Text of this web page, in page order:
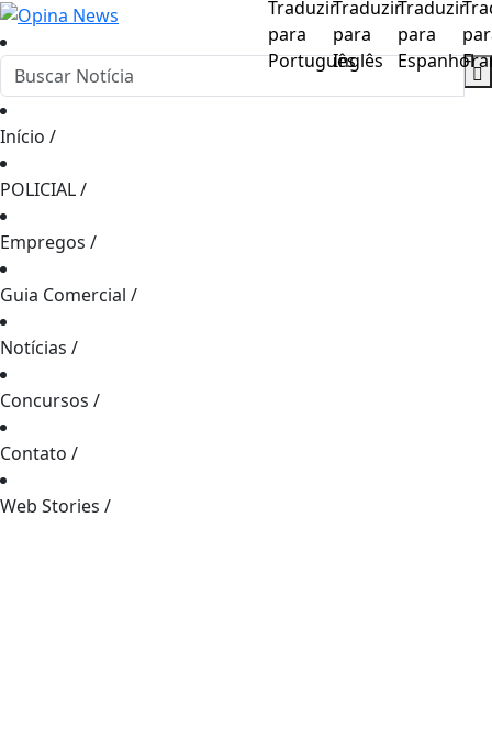
Início /
POLICIAL/
Empregos /
Guia Comercial /
Notícias /
Concursos /
Contato /
Web Stories /